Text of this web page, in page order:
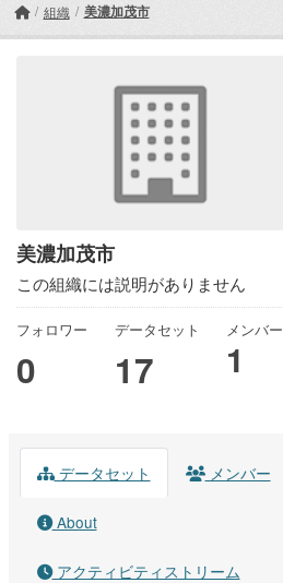
組織 美濃加茂市
美濃加茂市
この組織には説明がありません
フォロワー
0
データセット
17
メンバー
1
データセット メンバー
About
アクティビティストリーム